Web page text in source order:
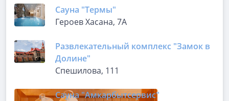
Сауна "Термы"
Героев Хасана, 7А
Развлекательный комплекс "Замок в
Долине"
Спешилова, 111
Сауна "Амкарбытсервис"